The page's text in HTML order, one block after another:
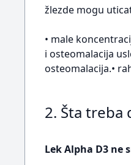
žlezde mogu
• male
i osteomalacija
osteomalacija.•
2. Šta treba
Lek Alpha D3 ne